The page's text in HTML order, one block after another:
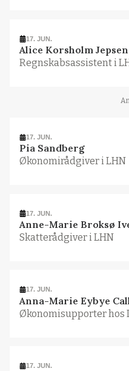
17. JUN.
Alice Korsholm Jepsen
Regnskabsassistent i
17. JUN.
Pia Sandberg
Økonomirådgiver i LHN
17. JUN.
Anne-Marie Broksø
Skatterådgiver i LHN
17. JUN.
Anna-Marie Eybye
Økonomisupporter hos
17. JUN.